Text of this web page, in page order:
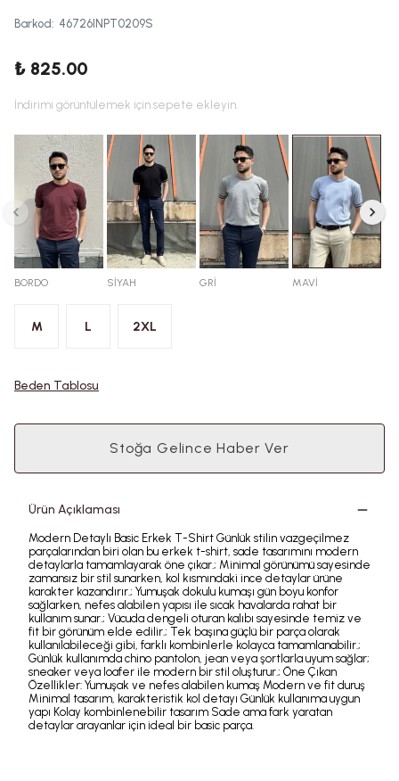
Barkod: 46726INPT0209S
₺ 825.00
İndirimi görüntülemek için sepete ekleyin.
BORDO SİYAH GRİ MAVİ
M L 2XL
Beden Tablosu
Stoğa Gelince Haber Ver
Ürün Açıklaması
Modern Detaylı Basic Erkek T-Shirt Günlük stilin vazgeçilmez
parçalarından biri olan bu erkek t-shirt, sade tasarımını modern
detaylarla tamamlayarak öne çıkar.; Minimal görünümü sayesinde
zamansız bir stil sunarken, kol kısmındaki ince detaylar ürüne
karakter kazandırır.; Yumuşak dokulu kumaşı gün boyu konfor
sağlarken, nefes alabilen yapısı ile sıcak havalarda rahat bir
kullanım sunar.; Vücuda dengeli oturan kalıbı sayesinde temiz ve
fit bir görünüm elde edilir.; Tek başına güçlü bir parça olarak
kullanılabileceği gibi, farklı kombinlerle kolayca tamamlanabilir.;
Günlük kullanımda chino pantolon, jean veya şortlarla uyum sağlar;
sneaker veya loafer ile modern bir stil oluşturur.; Öne Çıkan
Özellikler: Yumuşak ve nefes alabilen kumaş Modern ve fit duruş
Minimal tasarım, karakteristik kol detayı Günlük kullanıma uygun
yapı Kolay kombinlenebilir tasarım Sade ama fark yaratan
detaylar arayanlar için ideal bir basic parça.